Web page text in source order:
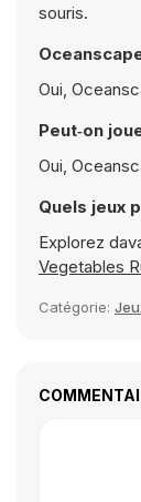
souris.
Oui,
Peut‑on
Oui,
Quels jeux
Explorez
Vegetables
Catégorie: